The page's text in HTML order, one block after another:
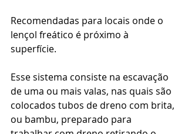
Recomendadas para locais onde o
lençol freático é próximo à
superfície.
Esse sistema consiste na escavação
de uma ou mais valas, nas quais são
colocados tubos de dreno com brita,
ou bambu, preparado para